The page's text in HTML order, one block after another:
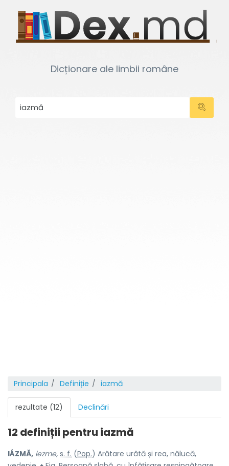
Dicționare ale limbii române
Principala Definiție iazmă
rezultate (12) Declinări
12 definiții pentru iazmă
IÁZMĂ, iezme, s. f. (Pop.) Arătare urâtă și rea, nălucă,